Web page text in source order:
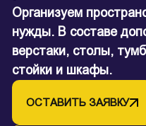
на всех
ОСТАВИТЬ ЗАЯВКУ
Организуем
нужды. В составе
верстаки, столы,
стойки и шкафы.
ОСТАВИТЬ ЗАЯВКУ